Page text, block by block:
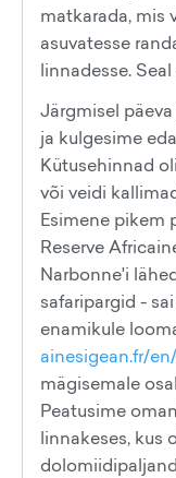
matkarada, mis
asuvatesse
linnadesse.
Järgmisel
ja kulgesime
Kütusehinnad
või veidi
Esimene pikem
Reserve
Narbonne'i
safaripargid -
enamikule
ainesigean.fr/en/
mägisemale
Peatusime
linnakeses, kus